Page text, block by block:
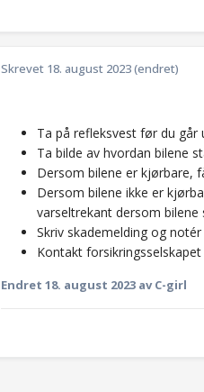
Skrevet 18. august 2023(endret)
Ta på refleksvest før du går
Ta bilde av hvordan bilene
Dersom bilene er kjørbare,
Dersom bilene ikke er
varseltrekant dersom
Skriv skademelding og
Kontakt
Endret 18. august 2023 av C-girl